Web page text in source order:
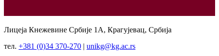
Лицеја Кнежевине Србије 1А, Крагујевац, Србија
тел. +381 (0)34 370-270 | unikg@kg.ac.rs